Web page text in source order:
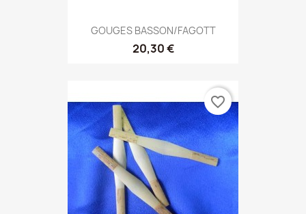
GOUGES BASSON/FAGOTT
20,30 €
favorite_border